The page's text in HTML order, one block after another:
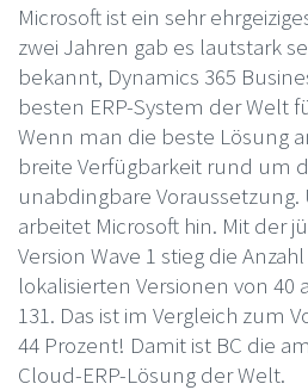
Microsoft ist ein sehr
zwei Jahren gab es lautstark
bekannt, Dynamics 365
besten ERP-System der Welt
Wenn man die beste Lösung
breite Verfügbarkeit rund um
unabdingbare
arbeitet Microsoft hin. Mit der
Version Wave 1 stieg die
lokalisierten Versionen von
131. Das ist im Vergleich zum
44 Prozent! Damit ist BC die
Cloud-ERP-Lösung der Welt.